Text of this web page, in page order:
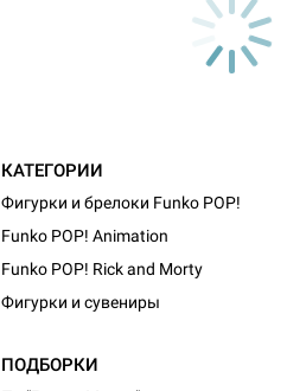
КАТЕГОРИИ
Фигурки и брелоки Funko POP!
Funko POP! Animation
Funko POP! Rick and Morty
Фигурки и сувениры
ПОДБОРКИ